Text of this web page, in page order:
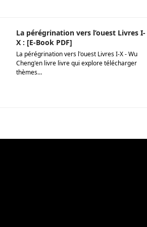
La pérégrination vers l’ouest Livres I-
X : [E-Book PDF]
La pérégrination vers l'ouest Livres I-X - Wu
Cheng'en livre livre qui explore télécharger
thèmes…